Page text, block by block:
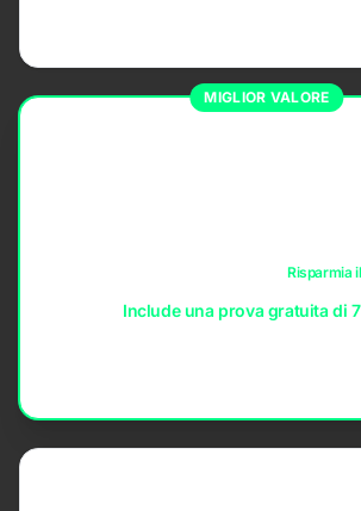
MIGLIOR VALORE
Risparmia
Include una prova gratuita di